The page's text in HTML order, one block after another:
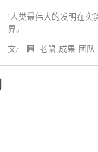
“人类最伟大的发明在实
界。
文/
老鼠 成果 团队